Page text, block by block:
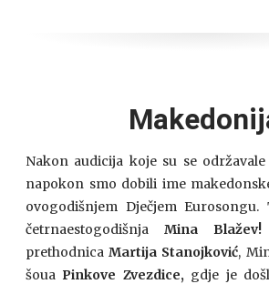
Nakon audicija koje su se održavale
napokon smo dobili ime
ovogodišnjem Dječjem
četrnaestogodišnja Mina Blažev!
prethodnicaMartija Stanojković,
šoua Pinkove Zvezdice, gdje je